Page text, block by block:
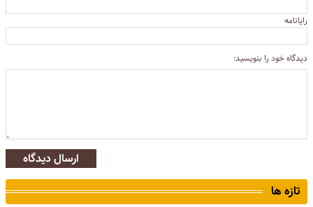
رایانامه
دیدگاه خود را بنویسید:
ارسال دیدگاه
تازه ها